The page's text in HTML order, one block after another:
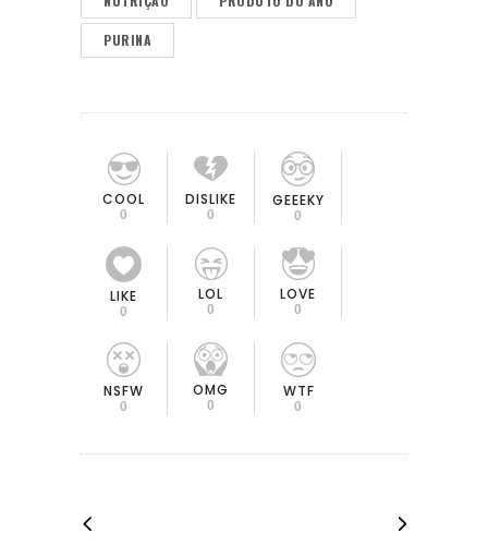
PURINA
COOL
0
DISLIKE
0
GEEEKY
0
LIKE
0
LOL
0
LOVE
0
NSFW
0
OMG
0
WTF
0